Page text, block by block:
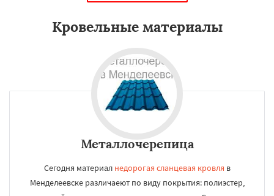
Кровельные материалы
Металлочерепица
Сегодня материал недорогая сланцевая кровля в
Менделеевске различаеют по виду покрытия: полиэстер,